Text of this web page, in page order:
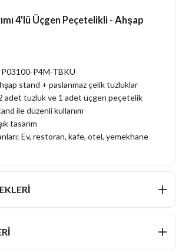
4'lü Üçgen Peçetelikli - Ahşap
P4M-TBKU
stand + paslanmaz çelik tuzluklar
adet tuzluk ve 1 adet üçgen peçetelik
ile düzenli kullanım
tasarım
Ev, restoran, kafe, otel, yemekhane